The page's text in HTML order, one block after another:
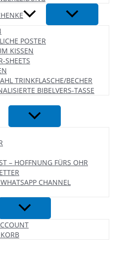
POSTER
KISSEN
SHEETS
TRINKFLASCHE/BECHER
BIBELVERS-TASSE
– HOFFNUNG FÜRS OHR
CHANNEL